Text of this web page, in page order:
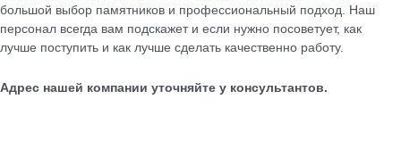
большой выбор памятников и профессиональный подход. Наш
персонал всегда вам подскажет и если нужно посоветует, как
лучше поступить и как лучше сделать качественно работу.
Адрес нашей компании уточняйте у консультантов.